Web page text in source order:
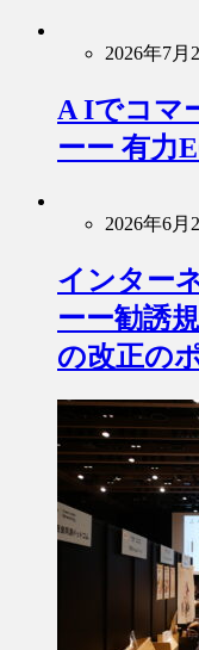
2026年7月
A Iでコマ
ーー 有力
2026年6月
インター
ーー勧誘
の改正の